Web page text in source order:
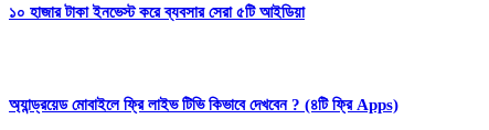
১০ হাজার টাকা ইনভেস্ট করে ব্যবসার সেরা ৫টি আইডিয়া
অ্যান্ড্রয়েড মোবাইলে ফ্রি লাইভ টিভি কিভাবে দেখবেন ? (৪টি ফ্রি Apps)